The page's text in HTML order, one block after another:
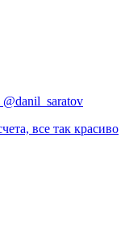
все так красиво